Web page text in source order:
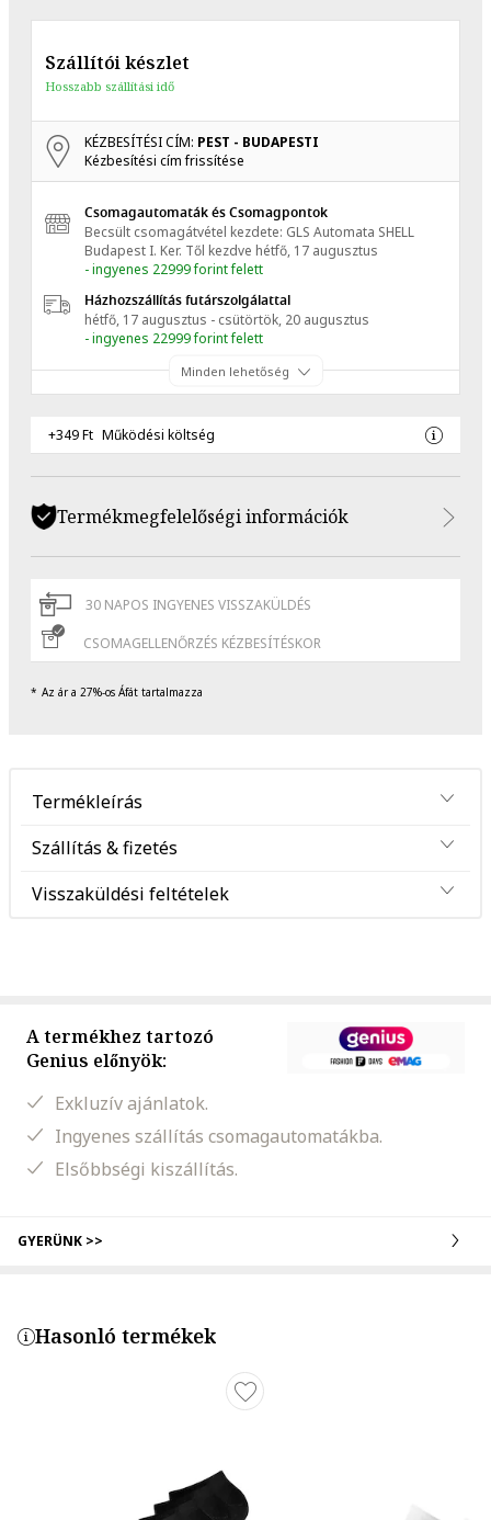
Szállítói készlet
Hosszabb szállítási idő
KÉZBESÍTÉSI CÍM: PEST - BUDAPESTI
Kézbesítési cím frissítése
Csomagautomaták és Csomagpontok
Becsült csomagátvétel kezdete: GLS Automata SHELL
Budapest I. Ker. Től kezdve hétfő, 17 augusztus
- ingyenes 22999 forint felett
Házhozszállítás futárszolgálattal
hétfő, 17 augusztus - csütörtök, 20 augusztus
- ingyenes 22999 forint felett
Minden lehetőség
+349 Ft Működési költség
Termékmegfelelőségi információk
30 NAPOS INGYENES VISSZAKÜLDÉS
CSOMAGELLENŐRZÉS KÉZBESÍTÉSKOR
Az ár a 27%-os Áfát tartalmazza
Termékleírás
Szállítás & fizetés
Visszaküldési feltételek
A termékhez tartozó
Genius előnyök:
Exkluzív ajánlatok.
Ingyenes szállítás csomagautomatákba.
Elsőbbségi kiszállítás.
GYERÜNK >>
Hasonló termékek